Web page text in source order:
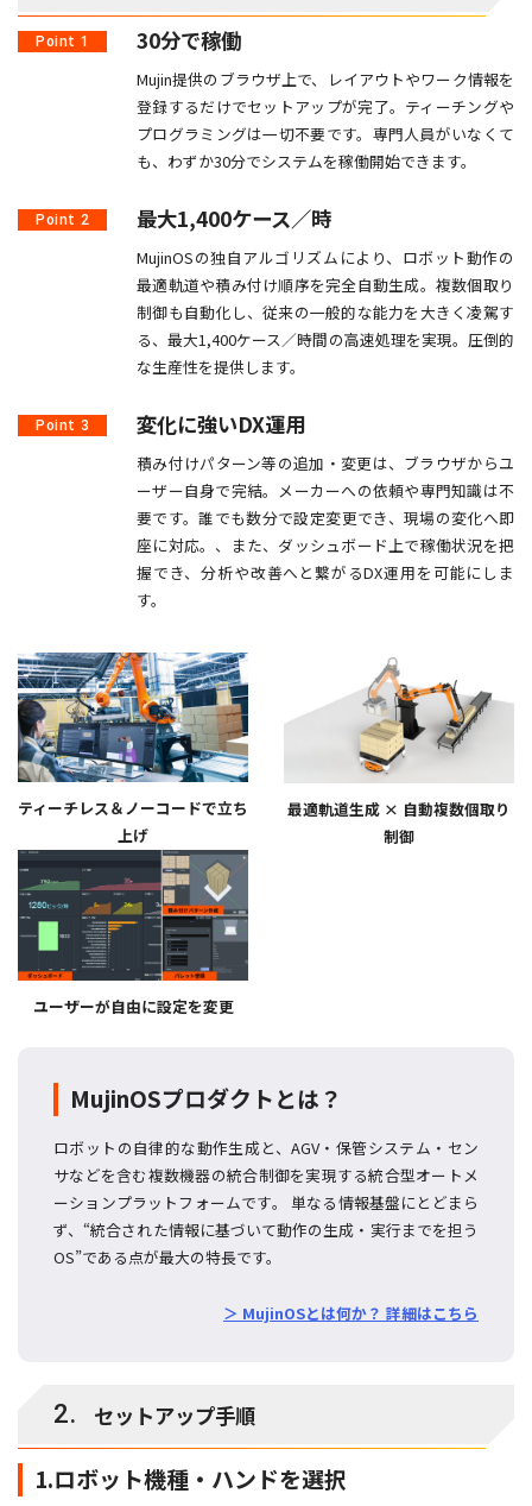
Point 1 30分で稼働
Mujin提供のブラウザ上で、レイアウトやワーク情報を
登録するだけでセットアップが完了。ティーチングや
プログラミングは一切不要です。専門人員がいなくて
も、わずか30分でシステムを稼働開始できます。
Point 2 最大1,400ケース／時
MujinOSの独自アルゴリズムにより、ロボット動作の
最適軌道や積み付け順序を完全自動生成。複数個取り
制御も自動化し、従来の一般的な能力を大きく凌駕す
る、最大1,400ケース／時間の高速処理を実現。圧倒的
な生産性を提供します。
Point 3 変化に強いDX運用
積み付けパターン等の追加・変更は、ブラウザからユ
ーザー自身で完結。メーカーへの依頼や専門知識は不
要です。誰でも数分で設定変更でき、現場の変化へ即
座に対応。、また、ダッシュボード上で稼働状況を把
握でき、分析や改善へと繋がるDX運用を可能にしま
す。
ティーチレス＆ノーコードで立ち
上げ
最適軌道生成 × 自動複数個取り
制御
ユーザーが自由に設定を変更
MujinOSプロダクトとは？
ロボットの自律的な動作生成と、AGV・保管システム・セン
サなどを含む複数機器の統合制御を実現する統合型オートメ
ーションプラットフォームです。 単なる情報基盤にとどまら
ず、“統合された情報に基づいて動作の生成・実行までを担う
OS”である点が最大の特長です。
＞ MujinOSとは何か？ 詳細はこちら
2. セットアップ手順
1.ロボット機種・ハンドを選択